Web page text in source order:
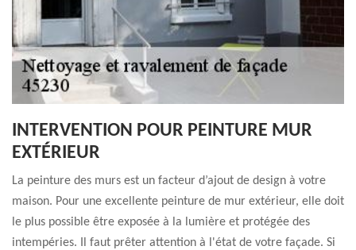
INTERVENTION POUR PEINTURE MUR
EXTÉRIEUR
La peinture des murs est un facteur d’ajout de design à votre
maison. Pour une excellente peinture de mur extérieur, elle doit
le plus possible être exposée à la lumière et protégée des
intempéries. Il faut prêter attention à l'état de votre façade. Si